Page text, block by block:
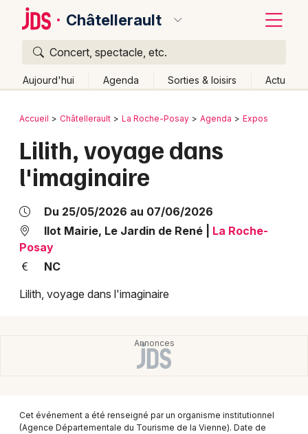
Châtellerault
Concert, spectacle, etc.
Aujourd'hui Agenda Sorties & loisirs Actu
Publier un événement
Grands événements
Activité & Expérience
Manifestations
Foires & salons
Bordeaux
Colmar
Lyon
Marseille
Strasbourg
Retour
Accueil Châtellerault La Roche-Posay Agenda Expos
Lilith, voyage dans
l'imaginaire
Du 25/05/2026 au 07/06/2026
Ilot Mairie, Le Jardin de René
La Roche-
Posay
NC
Lilith, voyage dans l'imaginaire
Cet événement a été renseigné par un organisme institutionnel
(Agence Départementale du Tourisme de la Vienne). Date de
Quoi ?
Où ?
Poitou-Charente
Partout Près de moi Changer de lieu
Quand ?
Aujourd'hui
Demain Ce week-end Autre